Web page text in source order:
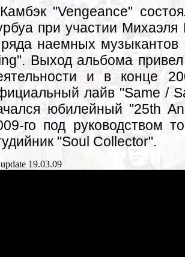
Камбэк "Vengeance"
при участии Михаэля
наемных музыкантов
Выход альбома
и в конце
лайв "Same /
юбилейный "25th
го под руководством
"Soul Collector".
19.03.09